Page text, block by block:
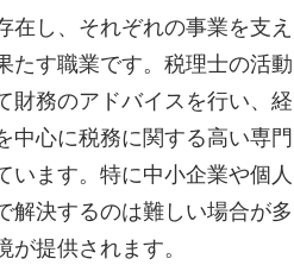
し、それぞれの事業を支え
たす職業です。税理士の活動
財務のアドバイスを行い、経
中心に税務に関する高い専門
います。特に中小企業や個人
解決するのは難しい場合が多
提供されます。